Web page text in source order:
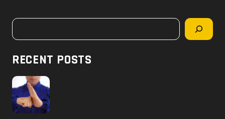
r
Rechercher
RECENT POSTS